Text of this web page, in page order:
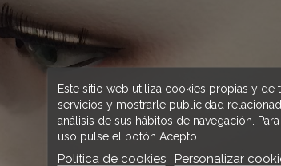
Este sitio web utiliza cookies propias y de
servicios y mostrarle publicidad
análisis de sus hábitos de navegación.
uso pulse el botón Acepto.
Política de cookies Personalizar